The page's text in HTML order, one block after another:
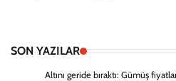
SON YAZILAR
Altını geride bıraktı: Gümüş